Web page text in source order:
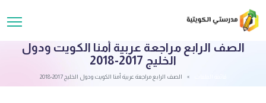
الصف الرابع مراجعة عربية أمنا الكويت ودول
الخليج 2017-2018
الصف الرابع مراجعة عربية أمنا الكويت ودول الخليج 2017-2018